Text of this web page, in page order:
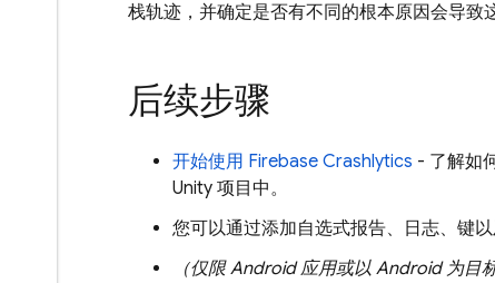
栈轨迹，并确定是否有不同的根本原因会导致
后续步骤
开始使用 Firebase Crashlytics - 了解如
Unity 项目中。
您可以通过添加自选式报告、日志、键
（仅限 Android 应用或以 Android 为目